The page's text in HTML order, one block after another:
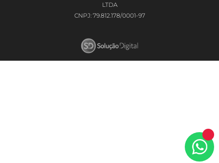
LTDA
CNPJ: 79.812.178/0001-97